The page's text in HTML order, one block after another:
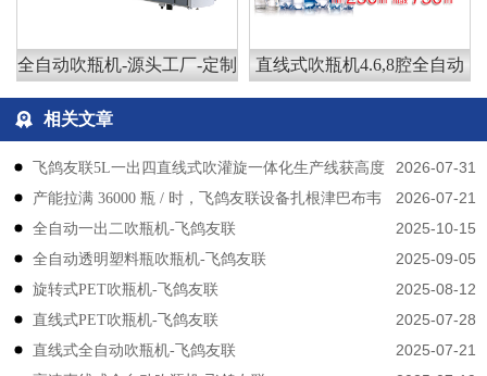
全自动吹瓶机-源头工厂-定制 直线式吹瓶机4.6,8腔全自动
相关文章
2026-07-31
飞鸽友联5L一出四直线式吹灌旋一体化生产线获高度
认可
2026-07-21
产能拉满 36000 瓶 / 时，飞鸽友联设备扎根津巴布韦
2025-10-15
​​全自动一出二吹瓶机-飞鸽友联
2025-09-05
全自动透明塑料瓶吹瓶机-飞鸽友联
2025-08-12
旋转式PET吹瓶机-飞鸽友联
2025-07-28
直线式PET吹瓶机-飞鸽友联
2025-07-21
直线式全自动吹瓶机-飞鸽友联